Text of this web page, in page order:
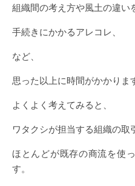
組織間の考え方や風土の違い
手続きにかかるアレコレ、
など、
思った以上に時間がかかりま
よくよく考えてみると、
ワタクシが担当する組織の取
ほとんどが既存の商流を使
す。